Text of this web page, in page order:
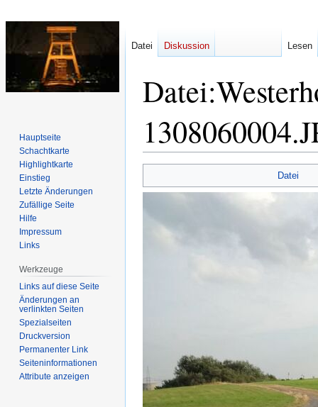
Datei:
Navigation
Suche
Datei
Datei Diskussion Lesen
Hauptseite
Schachtkarte
Highlightkarte
Einstieg
Letzte Änderungen
Zufällige Seite
Hilfe
Impressum
Links
Werkzeuge
Links auf diese Seite
Änderungen an
verlinkten Seiten
Spezialseiten
Druckversion
Permanenter Link
Seiten­­informationen
Attribute anzeigen